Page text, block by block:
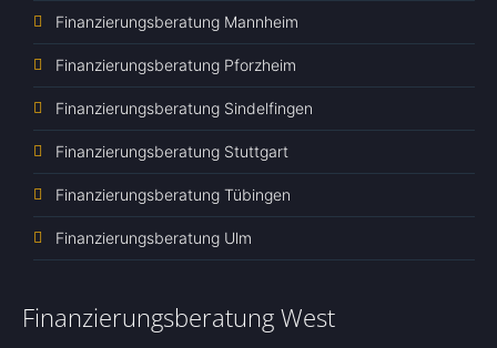
Finanzierungsberatung Mannheim
Finanzierungsberatung Pforzheim
Finanzierungsberatung Sindelfingen
Finanzierungsberatung Stuttgart
Finanzierungsberatung Tübingen
Finanzierungsberatung Ulm
Finanzierungsberatung West